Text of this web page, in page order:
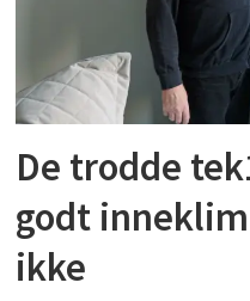
De trodde
godt
ikke